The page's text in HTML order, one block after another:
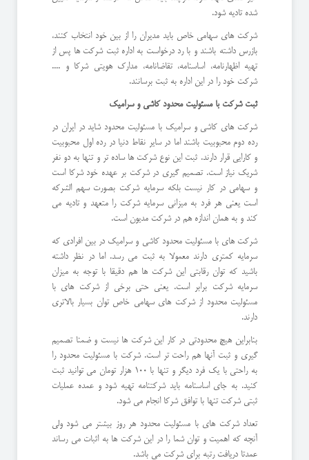
شده تادیه شود.
شرکت های سهامی خاص باید مدیران را از بین خود انتخاب کنند،
بازرس داشته باشند و با رد درخواست به اداره ثبت شرکت ها پس از
تهیه اظهارنامه، اساسنامه، تقاضانامه، مدارک هویتی شرکا و ....
شرکت خود را در این اداره به ثبت برسانند.
ثبت شرکت با مسئولیت محدود کاشی و سرامیک
شرکت های کاشی و سرامیک با مسئولیت محدود شاید در ایران در
رده دوم محبوبیت باشند اما در سایر نقاط دنیا در رده اول محبوبیت
و کارایی قرار دارند. ثبت این نوع شرکت ها ساده تر و تنها به دو نفر
شریک نیاز است. تصمیم گیری در شرکت بر عهده خود شرکا است
و سهامی در کار نیست بلکه سرمایه شرکت بصورت سهم الشرکه
است یعنی هر فرد به میزانی سرمایه شرکت را متعهد و تادیه می
کند و به همان اندازه هم در شرکت مدیون است.
شرکت های با مسئولیت محدود کاشی و سرامیک در بین افرادی که
سرمایه کمتری دارند معمولا به ثبت می رسد. اما در نظر داشته
باشید که توان رقابتی این شرکت ها هم دقیقا با توجه به میزان
سرمایه شرکت برابر است. یعنی حتی برخی از شرکت های با
مسئولیت محدود از شرکت های سهامی خاص توان بسیار بالاتری
دارند.
بنابراین هیچ محدودتی در کار این شرکت ها نیست و ضمنا تصمیم
گیری و ثبت آنها هم راحت تر است. شرکت با مسئولیت محدود را
به راحتی با یک فرد دیگر و تنها با 100 هزار تومان می توانید ثبت
کنید. به جای اساسنامه باید شرکتنامه تهیه شود و عمده عملیات
ثبتی شرکت تنها با توافق شرکا انجام می شود.
تعداد شرکت های با مسئولیت محدود هر روز بیشتر می شود ولی
آنچه که اهمیت و توان شما را در این شرکت ها به اثبات می رساند
عمدتا دریافت رتبه برای شرکت می باشد.